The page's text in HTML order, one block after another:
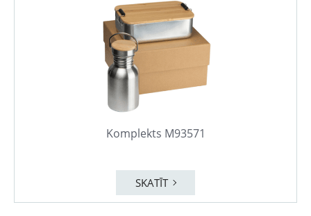
Komplekts M93571
SKATĪT